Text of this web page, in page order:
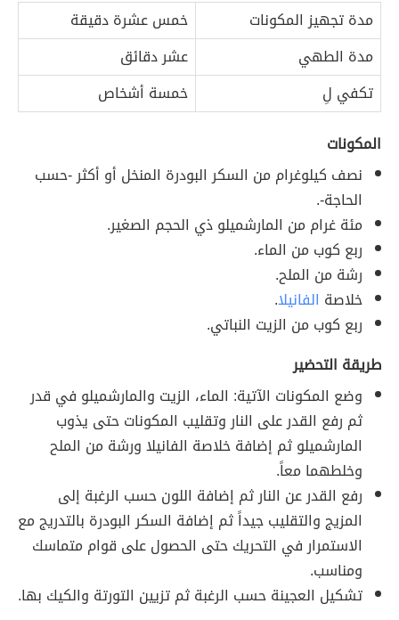
مدة تجهيز المكونات
خمس عشرة دقيقة
مدة الطهي
عشر دقائق
تكفي لِ
خمسة أشخاص
المكونات
نصف كيلوغرام من السكر البودرة المنخل أو أكثر -حسب
الحاجة-.
مئة غرام من المارشميلو ذي الحجم الصغير.
ربع كوب من الماء.
رشة من الملح.
خلاصة الفانيلا.
ربع كوب من الزيت النباتي.
طريقة التحضير
وضع المكونات الآتية: الماء، الزيت والمارشميلو في قدر
ثم رفع القدر على النار وتقليب المكونات حتى يذوب
المارشميلو ثم إضافة خلاصة الفانيلا ورشة من الملح
وخلطهما معاً.
رفع القدر عن النار ثم إضافة اللون حسب الرغبة إلى
المزيج والتقليب جيداً ثم إضافة السكر البودرة بالتدريج مع
الاستمرار في التحريك حتى الحصول على قوام متماسك
ومناسب.
تشكيل العجينة حسب الرغبة ثم تزيين التورتة والكيك بها.